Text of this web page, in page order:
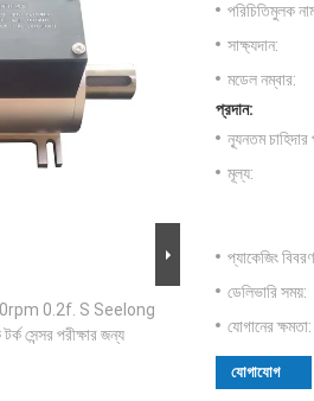
0.2f. S Seelong
সেন্সর পরীক্ষার জন্য
পরিচিতিমুলক
সাক্ষ্যদান:
মডেল নম্বার:
প্রদান:
ন্যূনতম চাহিদার
মূল্য:
প্যাকেজিং
ডেলিভারি সময়:
যোগানের ক্ষমতা:
যোগাযোগ